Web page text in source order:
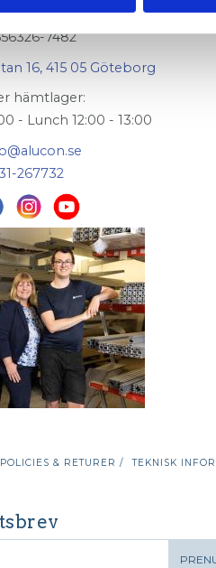
7482
16, 415 05 Göteborg
hämtlager:
- Lunch 12:00 - 13:00
267732
& RETURER / TEKNISK